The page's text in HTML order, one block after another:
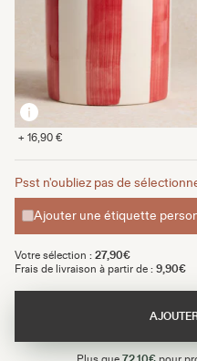
+ 16,90 €
Psst n'oubliez pas de
Ajouter une étiquette
Votre sélection : 27,90€
Frais de livraison à partir de : 9,90€